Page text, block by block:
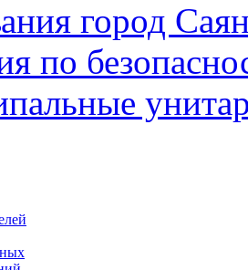
город
по